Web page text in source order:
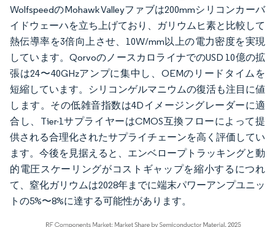
WolfspeedのMohawk Valleyファブは200mmシリコンカーバ
イドウェーハを立ち上げており、ガリウムヒ素と比較して
熱伝導率を3倍向上させ、10W/mm以上の電力密度を実現
しています。QorvoのノースカロライナでのUSD 10億の拡
張は24〜40GHzアンプに集中し、OEMのリードタイムを
短縮しています。シリコンゲルマニウムの復活も注目に値
します。その低雑音指数は4Dイメージングレーダーに適
合し、Tier-1サプライヤーはCMOS互換フローによって提
供される合理化されたサプライチェーンを高く評価してい
ます。今後を見据えると、エンベロープトラッキングと動
的電圧スケーリングがコストギャップを縮小するにつれ
て、窒化ガリウムは2028年までに端末パワーアンプユニッ
トの5%〜8%に達する可能性があります。